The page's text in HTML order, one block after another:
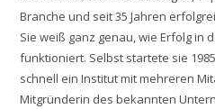
Branche und seit 35 Jahren
Sie weiß ganz genau, wie Erfolg in
funktioniert. Selbst startete sie
schnell ein Institut mit mehreren
Mitgründerin des bekannten